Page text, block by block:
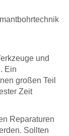
und
Ein
großen Teil
Zeit
Reparaturen
Sollten